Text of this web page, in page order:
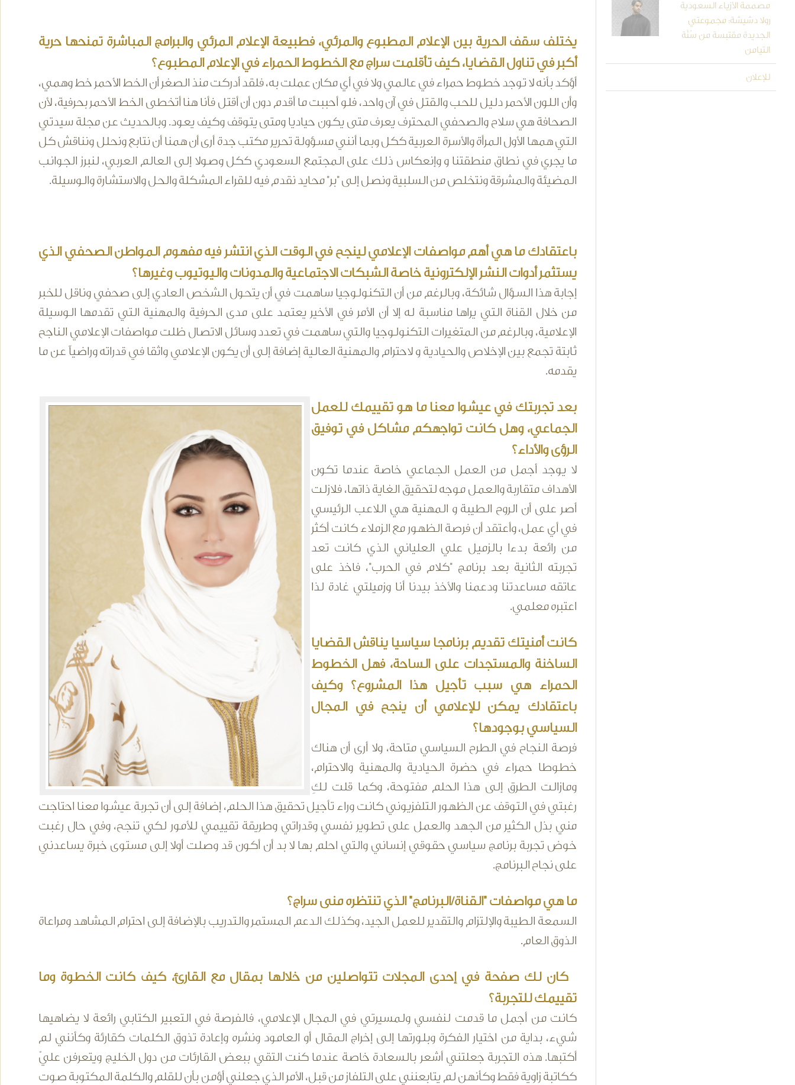
يختلف سقف الحرية بين الإعلام المطبوع والمرئي، فطبيعة الإعلام المرئي والبرامج المباشرة تمنحها حرية
أكبر في تناول القضايا، كيف تأقلمت سراج مع الخطوط الحمراء في الإعلام المطبوع؟
أؤكد بأنه لا توجد خطوط حمراء في عالمي ولا في أي مكان عملت به، فلقد أدركت منذ الصغر أن الخط الأحمر خط وهمي،
وأن اللون الأحمر دليل للحب والقتل في آن واحد، فلو أحببت ما أقدم دون أن أقتل فأنا هنا أتخطى الخط الأحمر بحرفية، لأن
الصحافة هي سلاح والصحفي المحترف يعرف متى يكون حياديا ومتى يتوقف وكيف يعود. وبالحديث عن مجلة سيدتي
التي همها الأول المرأة والأسرة العربية ككل وبما أنني مسؤولة تحرير مكتب جدة أرى أن همنا أن نتابع ونحلل ونناقش كل
ما يجري في نطاق منطقتنا و وإنعكاس ذلك على المجتمع السعودي ككل وصولا إلى العالم العربي، لنبرز الجوانب
المضيئة والمشرقة ونتخلص من السلبية ونصل إلى "بر" محايد نقدم فيه للقراء المشكلة والحل والاستشارة والوسيلة.
باعتقادك ما هي أهم مواصفات الإعلامي لينجح في الوقت الذي انتشر فيه مفهوم المواطن الصحفي الذي
يستثمر أدوات النشر الإلكترونية خاصة الشبكات الاجتماعية والمدونات واليوتيوب وغيرها؟
إجابة هذا السؤال شائكة، وبالرغم من أن التكنولوجيا ساهمت في أن يتحول الشخص العادي إلى صحفي وناقل للخبر
من خلال القناة التي يراها مناسبة له إلا أن الأمر في الأخير يعتمد على مدى الحرفية والمهنية التي تقدمها الوسيلة
الإعلامية، وبالرغم من المتغيرات التكنولوجيا والتي ساهمت في تعدد وسائل الاتصال ظلت مواصفات الإعلامي الناجح
ثابتة تجمع بين الإخلاص والحيادية و لاحترام والمهنية العالية إضافة إلى أن يكون الإعلامي واثقا في قدراته وراضياً عن ما
يقدمه.
بعد تجربتك في عيشوا معنا ما هو تقييمك للعمل
الجماعي، وهل كانت تواجهكم مشاكل في توفيق
الرؤى والأداء؟
لا يوجد أجمل من العمل الجماعي خاصة عندما تكون
الأهداف متقاربة والعمل موجه لتحقيق الغاية ذاتها، فلازلت
أصر على أن الروح الطيبة و المهنية هي اللاعب الرئيسي
في أي عمل، وأعتقد أن فرصة الظهور مع الزملاء كانت أكثر
من رائعة بدءا بالزميل علي العلياني الذي كانت تعد
تجربته الثانية بعد برنامج "كلام في الحرب"، فاخذ على
عاتقه مساعدتنا ودعمنا والأخذ بيدنا أنا وزميلتي غادة لذا
اعتبره معلمي.
كانت أمنيتك تقديم برنامجا سياسيا يناقش القضايا
الساخنة والمستجدات على الساحة، فهل الخطوط
الحمراء هي سبب تأجيل هذا المشروع؟ وكيف
باعتقادك يمكن للإعلامي أن ينجح في المجال
السياسي بوجودها؟
فرصة النجاح في الطرح السياسي متاحة، ولا أرى أن هناك
خطوطا حمراء في حضرة الحيادية والمهنية والاحترام،
ومازالت الطرق إلى هذا الحلم مفتوحة، وكما قلت لكِ
رغبتي في التوقف عن الظهور التلفزيوني كانت وراء تأجيل تحقيق هذا الحلم، إضافة إلى أن تجربة عيشوا معنا احتاجت
مني بذل الكثير من الجهد والعمل على تطوير نفسي وقدراتي وطريقة تقييمي للأمور لكي تنجح، وفي حال رغبت
خوض تجربة برنامج سياسي حقوقي إنساني والتي احلم بها لا بد أن أكون قد وصلت أولا إلى مستوى خبرة يساعدني
على نجاح البرنامج.
ما هي مواصفات "القناة/البرنامج" الذي تنتظره منى سراج؟
السمعة الطيبة والإلتزام والتقدير للعمل الجيد، وكذلك الدعم المستمر والتدريب بالإضافة إلى احترام المشاهد ومراعاة
الذوق العام.
كان لك صفحة في إحدى المجلات تتواصلين من خلالها بمقال مع القارئ، كيف كانت الخطوة وما
تقييمك للتجربة؟
كانت من أجمل ما قدمت لنفسي ولمسيرتي في المجال الإعلامي، فالفرصة في التعبير الكتابي رائعة لا يضاهيها
شيء، بداية من اختيار الفكرة وبلورتها إلى إخراج المقال أو العامود ونشره وإعادة تذوق الكلمات كقارئة وكأنني لم
أكتبها. هذه التجربة جعلتني أشعر بالسعادة خاصة عندما كنت التقي ببعض القارئات من دول الخليج ويتعرفن عليّ
ككاتبة زاوية فقط وكأنهن لم يتابعنني على التلفاز من قبل، الأمر الذي جعلني أؤمن بأن للقلم والكلمة المكتوبة صوت
مصممة الأزياء السعودية
رولا دشيشة: مجموعتي
الجديدة مقتبسة من سُنَّة
التيامن
للإعلان